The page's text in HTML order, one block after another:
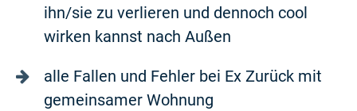
ihn/sie zu verlieren und dennoch cool
wirken kannst nach Außen
alle Fallen und Fehler bei Ex Zurück mit
gemeinsamer Wohnung